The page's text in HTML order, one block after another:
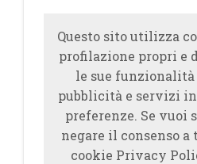
Questo sito utilizza
profilazione propri e
le sue
pubblicità e servizi
preferenze. Se vuoi
negare il consenso
cookie Privacy